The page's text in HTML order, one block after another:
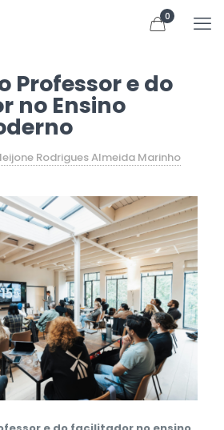
0
Professor e do
no Ensino
Rodrigues Almeida Marinho